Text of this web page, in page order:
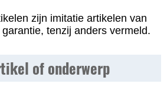
zijn imitatie artikelen van
tenzij anders vermeld.
of onderwerp